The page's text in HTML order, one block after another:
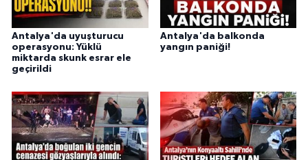
Antalya'da uyuşturucu
operasyonu: Yüklü
miktarda skunk esrar ele
geçirildi
Antalya'da balkonda
yangın paniği!